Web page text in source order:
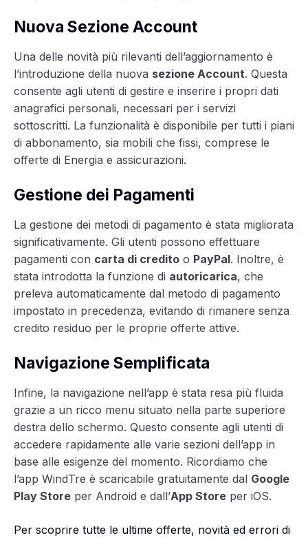
Nuova Sezione Account
Una delle novità più rilevanti dell’aggiornamento è
l’introduzione della nuova sezione Account. Questa
consente agli utenti di gestire e inserire i propri dati
anagrafici personali, necessari per i servizi
sottoscritti. La funzionalità è disponibile per tutti i piani
di abbonamento, sia mobili che fissi, comprese le
offerte di Energia e assicurazioni.
Gestione dei Pagamenti
La gestione dei metodi di pagamento è stata migliorata
significativamente. Gli utenti possono effettuare
pagamenti con carta di credito o PayPal. Inoltre, è
stata introdotta la funzione di autoricarica, che
preleva automaticamente dal metodo di pagamento
impostato in precedenza, evitando di rimanere senza
credito residuo per le proprie offerte attive.
Navigazione Semplificata
Infine, la navigazione nell’app è stata resa più fluida
grazie a un ricco menu situato nella parte superiore
destra dello schermo. Questo consente agli utenti di
accedere rapidamente alle varie sezioni dell’app in
base alle esigenze del momento. Ricordiamo che
l’app WindTre è scaricabile gratuitamente dal Google
Play Store per Android e dall’App Store per iOS.
Per scoprire tutte le ultime offerte, novità ed errori di